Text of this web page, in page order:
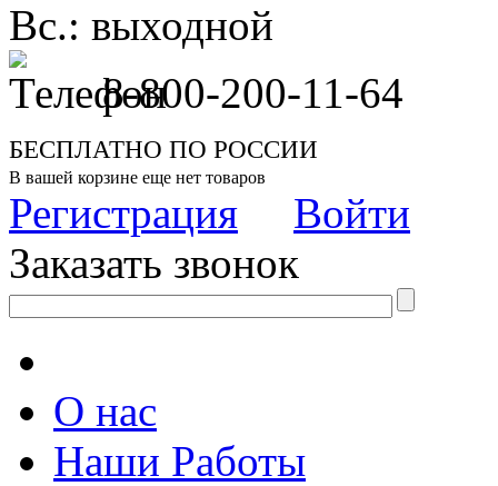
Вс.: выходной
8-800-200-11-64
БЕСПЛАТНО ПО РОССИИ
В вашей корзине еще нет товаров
Регистрация
Войти
Заказать звонок
О нас
Наши Работы